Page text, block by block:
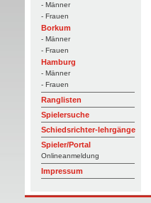
- Männer
- Frauen
Borkum
- Männer
- Frauen
Hamburg
- Männer
- Frauen
Ranglisten
Spielersuche
Schiedsrichter-lehrgänge
Spieler/Portal
Onlineanmeldung
Impressum